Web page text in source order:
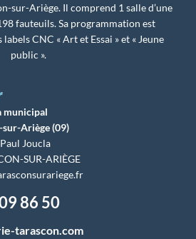
sur-Ariège. Il comprend 1 salle d’une
fauteuils. Sa programmation est
CNC « Art et Essai » et « Jeune
public ».
municipal
sur-Ariège (09)
Joucla
SUR-ARIÈGE
86 50
tarascon.com